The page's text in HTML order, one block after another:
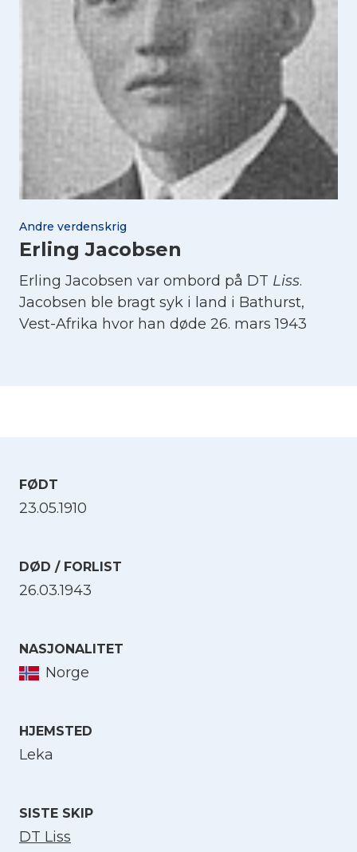
Andre verdenskrig
Erling Jacobsen
Erling Jacobsen var ombord på DT Liss.
Jacobsen ble bragt syk i land i Bathurst,
Vest-Afrika hvor han døde 26. mars 1943
FØDT
23.05.1910
DØD / FORLIST
26.03.1943
NASJONALITET
Norge
HJEMSTED
Leka
SISTE SKIP
DT Liss
Velg språk
Norsk bokmål